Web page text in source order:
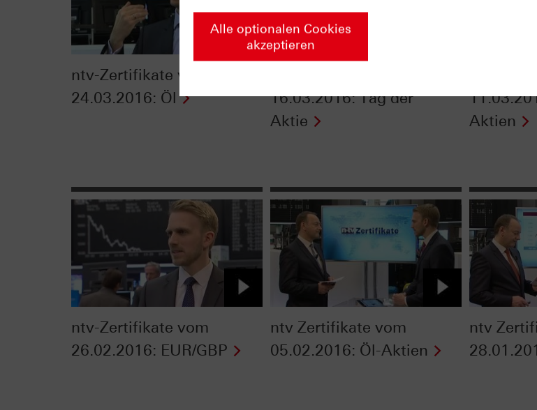
ntv-Zertifikate vom
24.03.2016: Öl
16.03.2016: Tag der
Aktie
Aktien
ntv-Zertifikate vom
26.02.2016: EUR/GBP
ntv Zertifikate vom
05.02.2016: Öl-Aktien
ntv
Alle optionalen Cookies
akzeptieren